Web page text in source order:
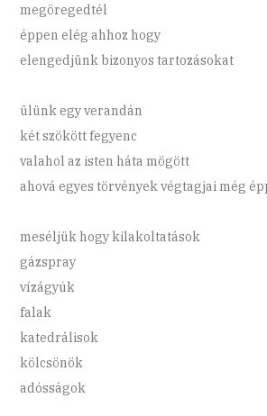
megöregedtél
éppen elég ahhoz hogy
elengedjünk bizonyos tartozásokat
ülünk egy verandán
két szökött fegyenc
valahol az isten háta mögött
ahová egyes törvények végtagjai még
meséljük hogy kilakoltatások
gázspray
vízágyúk
falak
katedrálisok
kölcsönök
adósságok